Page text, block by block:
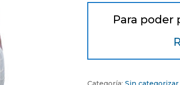
Para